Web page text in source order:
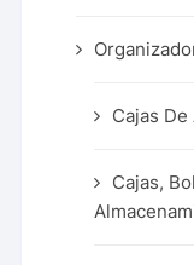
Cajas
Cajas,